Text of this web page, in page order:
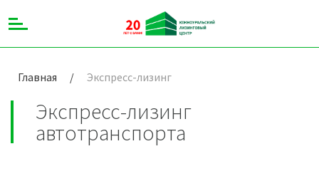
Главная / Экспресс-лизинг
Экспресс-лизинг
автотранспорта